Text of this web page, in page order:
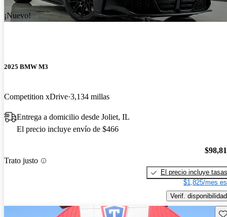
¡Nuevo!
2025 BMW M3
Competition xDrive 3,134 millas
Entrega a domicilio desde Joliet, IL
El precio incluye envío de $466
Trato justo
El precio incluye tasas
$1,825/mes
Verif. disponibilidad